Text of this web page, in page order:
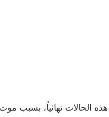
الحالات نهائياً، بسبب